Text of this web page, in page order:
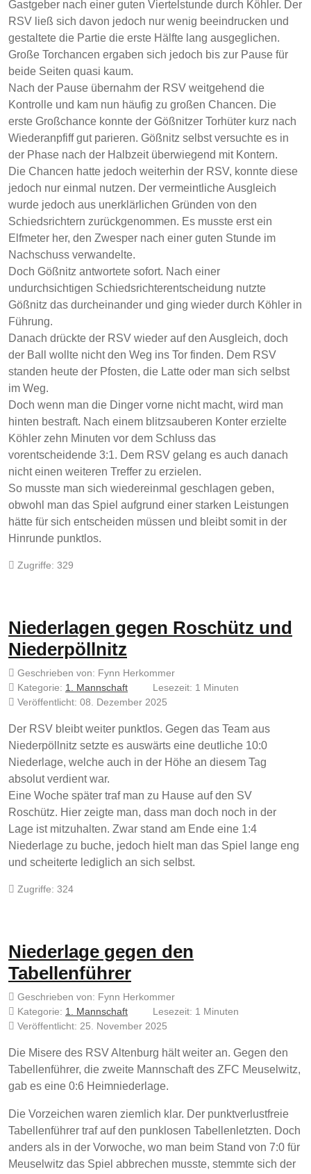
Gastgeber nach einer guten Viertelstunde durch Köhler. Der
RSV ließ sich davon jedoch nur wenig beeindrucken und
gestaltete die Partie die erste Hälfte lang ausgeglichen.
Große Torchancen ergaben sich jedoch bis zur Pause für
beide Seiten quasi kaum.
Nach der Pause übernahm der RSV weitgehend die
Kontrolle und kam nun häufig zu großen Chancen. Die
erste Großchance konnte der Gößnitzer Torhüter kurz nach
Wiederanpfiff gut parieren. Gößnitz selbst versuchte es in
der Phase nach der Halbzeit überwiegend mit Kontern.
Die Chancen hatte jedoch weiterhin der RSV, konnte diese
jedoch nur einmal nutzen. Der vermeintliche Ausgleich
wurde jedoch aus unerklärlichen Gründen von den
Schiedsrichtern zurückgenommen. Es musste erst ein
Elfmeter her, den Zwesper nach einer guten Stunde im
Nachschuss verwandelte.
Doch Gößnitz antwortete sofort. Nach einer
undurchsichtigen Schiedsrichterentscheidung nutzte
Gößnitz das durcheinander und ging wieder durch Köhler in
Führung.
Danach drückte der RSV wieder auf den Ausgleich, doch
der Ball wollte nicht den Weg ins Tor finden. Dem RSV
standen heute der Pfosten, die Latte oder man sich selbst
im Weg.
Doch wenn man die Dinger vorne nicht macht, wird man
hinten bestraft. Nach einem blitzsauberen Konter erzielte
Köhler zehn Minuten vor dem Schluss das
vorentscheidende 3:1. Dem RSV gelang es auch danach
nicht einen weiteren Treffer zu erzielen.
So musste man sich wiedereinmal geschlagen geben,
obwohl man das Spiel aufgrund einer starken Leistungen
hätte für sich entscheiden müssen und bleibt somit in der
Hinrunde punktlos.
Zugriffe: 329
Niederlagen gegen Roschütz und
Niederpöllnitz
Geschrieben von: Fynn Herkommer
Kategorie: 1. Mannschaft
Lesezeit: 1 Minuten
Veröffentlicht: 08. Dezember 2025
Der RSV bleibt weiter punktlos. Gegen das Team aus
Niederpöllnitz setzte es auswärts eine deutliche 10:0
Niederlage, welche auch in der Höhe an diesem Tag
absolut verdient war.
Eine Woche später traf man zu Hause auf den SV
Roschütz. Hier zeigte man, dass man doch noch in der
Lage ist mitzuhalten. Zwar stand am Ende eine 1:4
Niederlage zu buche, jedoch hielt man das Spiel lange eng
und scheiterte lediglich an sich selbst.
Zugriffe: 324
Niederlage gegen den
Tabellenführer
Geschrieben von: Fynn Herkommer
Kategorie: 1. Mannschaft
Lesezeit: 1 Minuten
Veröffentlicht: 25. November 2025
Die Misere des RSV Altenburg hält weiter an. Gegen den
Tabellenführer, die zweite Mannschaft des ZFC Meuselwitz,
gab es eine 0:6 Heimniederlage.
Die Vorzeichen waren ziemlich klar. Der punktverlustfreie
Tabellenführer traf auf den punklosen Tabellenletzten. Doch
anders als in der Vorwoche, wo man beim Stand von 7:0 für
Meuselwitz das Spiel abbrechen musste, stemmte sich der